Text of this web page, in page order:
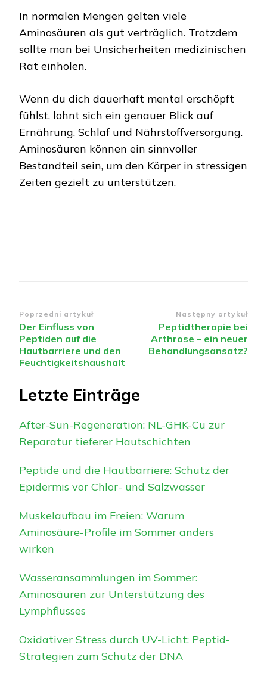
In normalen Mengen gelten viele
Aminosäuren als gut verträglich. Trotzdem
sollte man bei Unsicherheiten medizinischen
Rat einholen.
Wenn du dich dauerhaft mental erschöpft
fühlst, lohnt sich ein genauer Blick auf
Ernährung, Schlaf und Nährstoffversorgung.
Aminosäuren können ein sinnvoller
Bestandteil sein, um den Körper in stressigen
Zeiten gezielt zu unterstützen.
Nawigacja
wpisu
Poprzedni artykuł
Der Einfluss von
Peptiden auf die
Hautbarriere und den
Feuchtigkeitshaushalt
Następny artykuł
Peptidtherapie bei
Arthrose – ein neuer
Behandlungsansatz?
Letzte Einträge
After-Sun-Regeneration: NL-GHK-Cu zur
Reparatur tieferer Hautschichten
Peptide und die Hautbarriere: Schutz der
Epidermis vor Chlor- und Salzwasser
Muskelaufbau im Freien: Warum
Aminosäure-Profile im Sommer anders
wirken
Wasseransammlungen im Sommer:
Aminosäuren zur Unterstützung des
Lymphflusses
Oxidativer Stress durch UV-Licht: Peptid-
Strategien zum Schutz der DNA